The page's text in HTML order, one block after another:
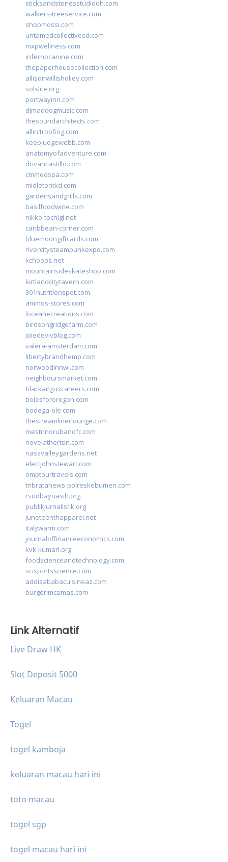
sticksandstonesstudiooh.com
walkers-treeservice.com
shopmossi.com
untamedcollectivesd.com
mxpwellness.com
infernocanine.com
thepaperhousecollection.com
allisonwillisholley.com
solslite.org
portwayinn.com
djmaddogmusic.com
thesoundarchitects.com
allin1roofing.com
keepjudgewebb.com
anatomyofadventure.com
drivancastillo.com
cmmedspa.com
midletontkd.com
gardensandgrills.com
basilfoodwine.com
nikko-tochigi.net
caribbean-corner.com
bluemoongiftcards.com
rivercitysteampunkexpo.com
kchoops.net
mountainsideskateshop.com
kirtlandcitytavern.com
301nutritionspot.com
ammos-stores.com
loceanecreations.com
birdsongridgefarm.com
joiedevivblog.com
valera-amsterdam.com
libertybrandhemp.com
norwoodinnwi.com
neighboursmarket.com
blackanguscareers.com
bolesfororegon.com
bodega-ole.com
thestreamlinerlounge.com
mestrinorubanofc.com
novelatherton.com
nassvalleygardens.net
electjohnstewart.com
omptourtravels.com
tribratanews-polreskebumen.com
rsudbayuasih.org
publikjurnalistik.org
juneteenthapparel.net
italywarm.com
journaloffinanceeconomics.com
kvk-kumari.org
foodscienceandtechnology.com
scisportsscience.com
addisababacuisineaz.com
burgerimcamas.com
Link Alternatif
Live Draw HK
Slot Deposit 5000
Keluaran Macau
Togel
togel kamboja
keluaran macau hari ini
toto macau
togel sgp
togel macau hari ini